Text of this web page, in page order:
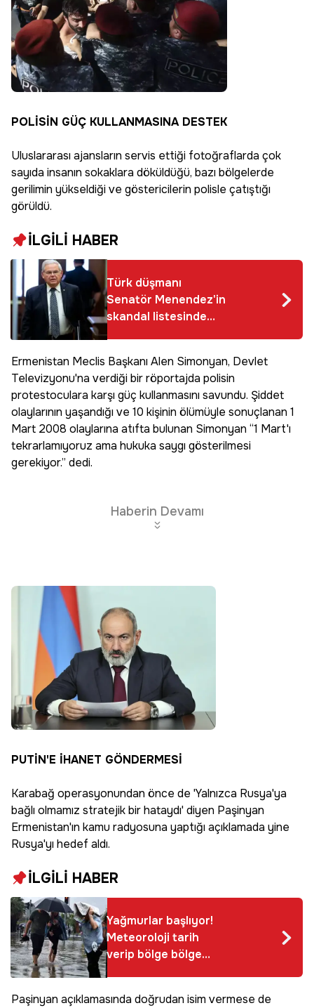
POLİSİN GÜÇ KULLANMASINA DESTEK
Uluslararası ajansların servis ettiği fotoğraflarda çok
sayıda insanın sokaklara döküldüğü, bazı bölgelerde
gerilimin yükseldiği ve göstericilerin polisle çatıştığı
görüldü.
İLGİLİ HABER
Türk düşmanı
Senatör Menendez'in
skandal listesinde
yok yok!
Ermenistan Meclis Başkanı Alen Simonyan, Devlet
Televizyonu'na verdiği bir röportajda polisin
protestoculara karşı güç kullanmasını savundu. Şiddet
olaylarının yaşandığı ve 10 kişinin ölümüyle sonuçlanan 1
Mart 2008 olaylarına atıfta bulunan Simonyan “1 Mart'ı
tekrarlamıyoruz ama hukuka saygı gösterilmesi
gerekiyor.” dedi.
Haberin Devamı
PUTİN'E İHANET GÖNDERMESİ
Karabağ operasyonundan önce de 'Yalnızca Rusya'ya
bağlı olmamız stratejik bir hataydı' diyen Paşinyan
Ermenistan'ın kamu radyosuna yaptığı açıklamada yine
Rusya'yı hedef aldı.
İLGİLİ HABER
Yağmurlar başlıyor!
Meteoroloji tarih
verip bölge bölge
Paşinyan açıklamasında doğrudan isim vermese de